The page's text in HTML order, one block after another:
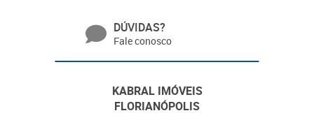
DÚVIDAS?
Fale conosco
KABRAL IMÓVEIS
FLORIANÓPOLIS